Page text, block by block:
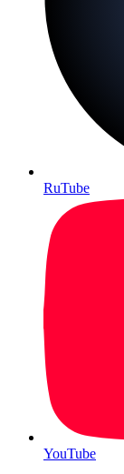
RuTube
YouTube